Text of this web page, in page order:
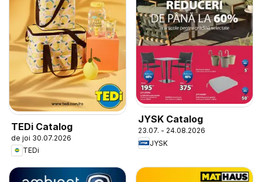
TEDi Catalog
de joi 30.07.2026
TEDi
JYSK Catalog
23.07. - 24.08.2026
JYSK